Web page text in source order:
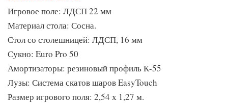
Игровое поле: ЛДСП 22 мм
Материал стола: Сосна.
Стол со столешницей: ЛДСП, 16 мм
Сукно: Euro Pro 50
Амортизаторы: резиновый профиль К-55
Лузы: Система скатов шаров EasyTouch
Размер игрового поля: 2,54 х 1,27 м.